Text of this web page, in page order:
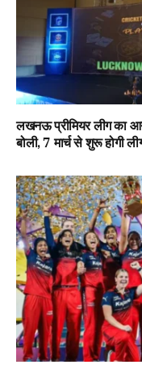
लखनऊ प्रीमियर लीग का
बोली, 7 मार्च से शुरू होगी